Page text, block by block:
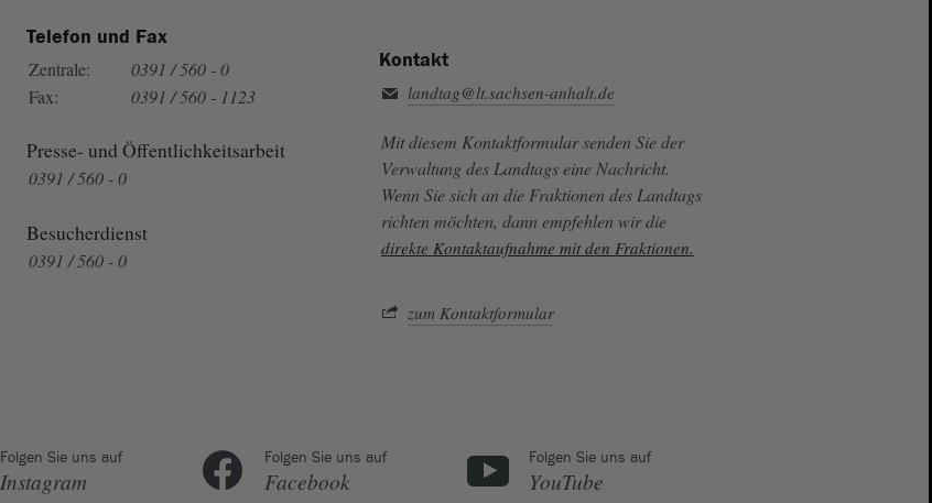
Telefon und Fax
Zentrale:
0391 / 560 - 0
Fax:
0391 / 560 - 1123
Presse- und Öffentlichkeitsarbeit
0391 / 560 - 0
Besucherdienst
0391 / 560 - 0
Kontakt
landtag@lt.sachsen-anhalt.de
Mit diesem Kontaktformular senden Sie der
Verwaltung des Landtags eine Nachricht.
Wenn Sie sich an die Fraktionen des Landtags
richten möchten, dann empfehlen wir die
direkte Kontaktaufnahme mit den Fraktionen.
zum Kontaktformular
Folgen Sie uns auf
Instagram
Folgen Sie uns auf
Facebook
Folgen Sie uns auf
YouTube